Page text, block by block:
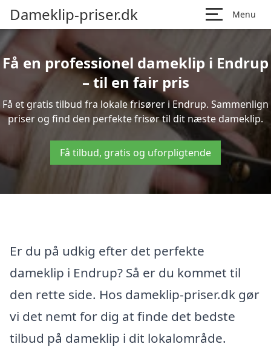
Dameklip-priser.dk Menu
Få en professionel dameklip i Endrup
– til en fair pris
Få et gratis tilbud fra lokale frisører i Endrup. Sammenlign
priser og find den perfekte frisør til dit næste dameklip.
Få tilbud, gratis og uforpligtende
Er du på udkig efter det perfekte
dameklip i Endrup? Så er du kommet til
den rette side. Hos dameklip-priser.dk gør
vi det nemt for dig at finde det bedste
tilbud på dameklip i dit lokalområde.